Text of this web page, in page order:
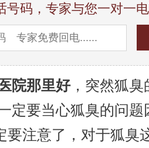
号码，专家与您一对一电
院那里好，突然狐臭
定要当心狐臭的问题
要注意了，对于狐臭